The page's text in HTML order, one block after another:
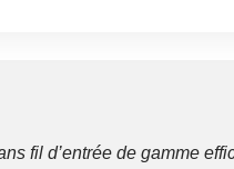
fil d’entrée de gamme